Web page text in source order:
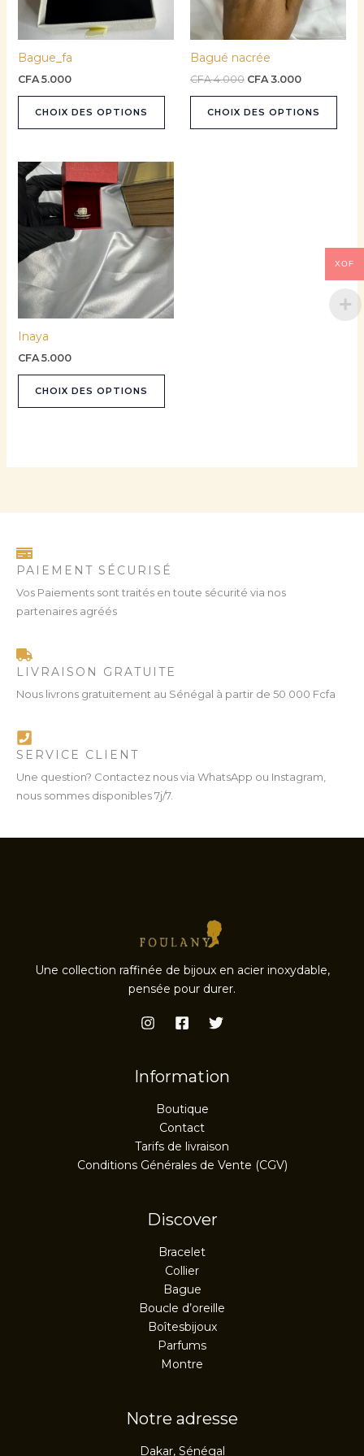
Bague_fa
CFA5.000
CHOIX DES OPTIONS
options
être
choisies
la
Bagué nacrée
CFA4.000 CFA3.000
CHOIX DES OPTIONS
être
la
Inaya
CFA5.000
CHOIX DES OPTIONS
produit
plusieurs
variations.
Les
peuvent
être
la
PAIEMENT SÉCURISÉ
Vos Paiements sont traités en toute sécurité via nos
partenaires agréés
LIVRAISON GRATUITE
Nous livrons gratuitement au Sénégal à partir de 50 000 Fcfa
SERVICE CLIENT
Une question? Contactez nous via WhatsApp ou Instagram,
nous sommes disponibles 7j/7.
Une collection raffinée de bijoux en acier inoxydable,
pensée pour durer.
Information
Boutique
Contact
Tarifs de livraison
Conditions Générales de Vente (CGV)
Discover
Bracelet
Collier
Bague
Boucle d’oreille
Boîtesbijoux
Parfums
Montre
Notre adresse
Dakar, Sénégal
XOF